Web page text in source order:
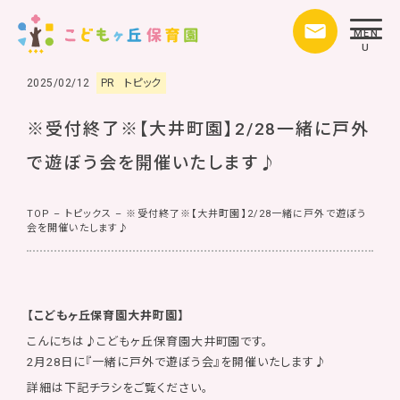
MEN
U
2025/02/12 PR トピック
※受付終了※【大井町園】2/28一緒に戸外
で遊ぼう会を開催いたします♪
TOP – トピックス – ※受付終了※【大井町園】2/28一緒に戸外で遊ぼう
会を開催いたします♪
【こどもヶ丘保育園大井町園】
こんにちは♪こどもヶ丘保育園大井町園です。
2月28日に『一緒に戸外で遊ぼう会』を開催いたします♪
詳細は下記チラシをご覧ください。